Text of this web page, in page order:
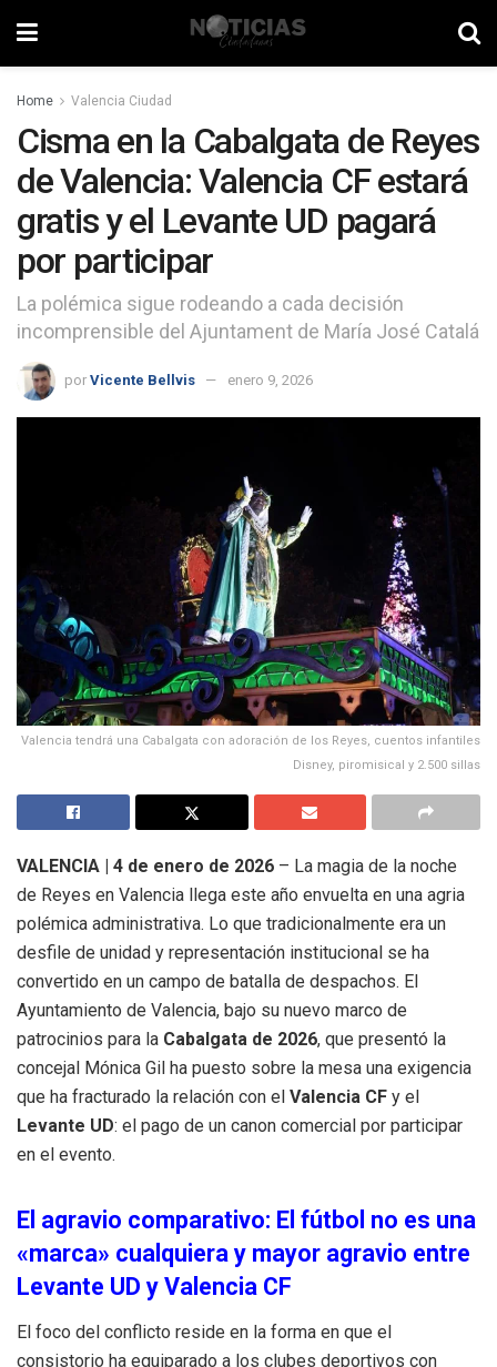
Home Valencia Ciudad
Cisma en la Cabalgata de Reyes
de Valencia: Valencia CF estará
gratis y el Levante UD pagará
por participar
La polémica sigue rodeando a cada decisión
incomprensible del Ajuntament de María José Catalá
por Vicente Bellvis enero 9, 2026
Valencia tendrá una Cabalgata con adoración de los Reyes, cuentos infantiles
Disney, piromisical y 2.500 sillas
VALENCIA | 4 de enero de 2026 – La magia de la noche
de Reyes en Valencia llega este año envuelta en una agria
polémica administrativa. Lo que tradicionalmente era un
desfile de unidad y representación institucional se ha
convertido en un campo de batalla de despachos. El
Ayuntamiento de Valencia, bajo su nuevo marco de
patrocinios para la Cabalgata de 2026, que presentó la
concejal Mónica Gil ha puesto sobre la mesa una exigencia
que ha fracturado la relación con el Valencia CF y el
Levante UD: el pago de un canon comercial por participar
en el evento.
El agravio comparativo: El fútbol no es una
«marca» cualquiera y mayor agravio entre
Levante UD y Valencia CF
El foco del conflicto reside en la forma en que el
consistorio ha equiparado a los clubes deportivos con